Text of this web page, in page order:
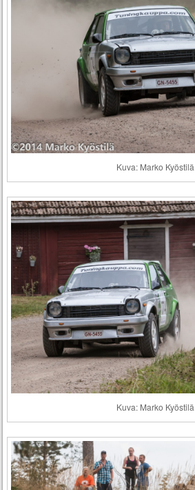
Kuva: Marko Kyöstilä
Kuva: Marko Kyöstilä